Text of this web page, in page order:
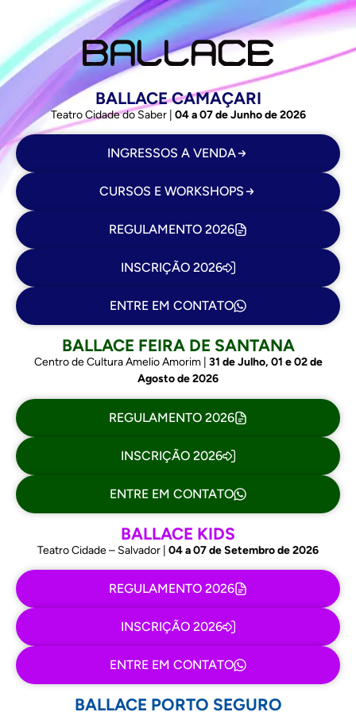
BALLACE CAMAÇARI
Teatro Cidade do Saber | 04 a 07 de Junho de 2026
INGRESSOS A VENDA
CURSOS E WORKSHOPS
REGULAMENTO 2026
INSCRIÇÃO 2026
ENTRE EM CONTATO
BALLACE FEIRA DE SANTANA
Centro de Cultura Amelio Amorim | 31 de Julho, 01 e 02 de
Agosto de 2026
REGULAMENTO 2026
INSCRIÇÃO 2026
ENTRE EM CONTATO
BALLACE KIDS
Teatro Cidade – Salvador | 04 a 07 de Setembro de 2026
REGULAMENTO 2026
INSCRIÇÃO 2026
ENTRE EM CONTATO
BALLACE PORTO SEGURO